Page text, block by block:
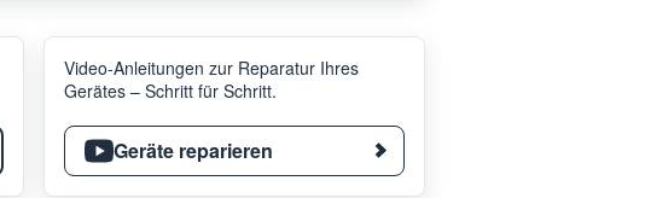
Video-Anleitungen zur Reparatur Ihres
Gerätes – Schritt für Schritt.
Geräte reparieren